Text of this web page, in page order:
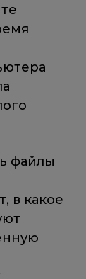
файлы
в какое